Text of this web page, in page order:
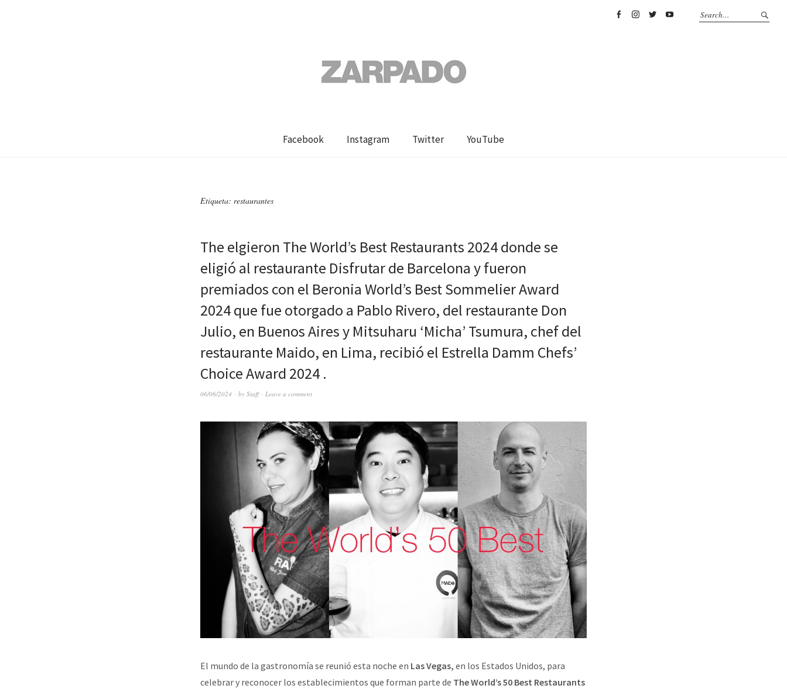
Facebook Instagram Twitter YouTube
Etiqueta: restaurantes
The elgieron The World’s Best Restaurants 2024 donde se
eligió al restaurante Disfrutar de Barcelona y fueron
premiados con el Beronia World’s Best Sommelier Award
2024 que fue otorgado a Pablo Rivero, del restaurante Don
Julio, en Buenos Aires y Mitsuharu ‘Micha’ Tsumura, chef del
restaurante Maido, en Lima, recibió el Estrella Damm Chefs’
Choice Award 2024 .
06/06/2024 by Staff Leave a comment
El mundo de la gastronomía se reunió esta noche en Las Vegas, en los Estados Unidos, para
celebrar y reconocer los establecimientos que forman parte de The World’s 50 Best Restaurants